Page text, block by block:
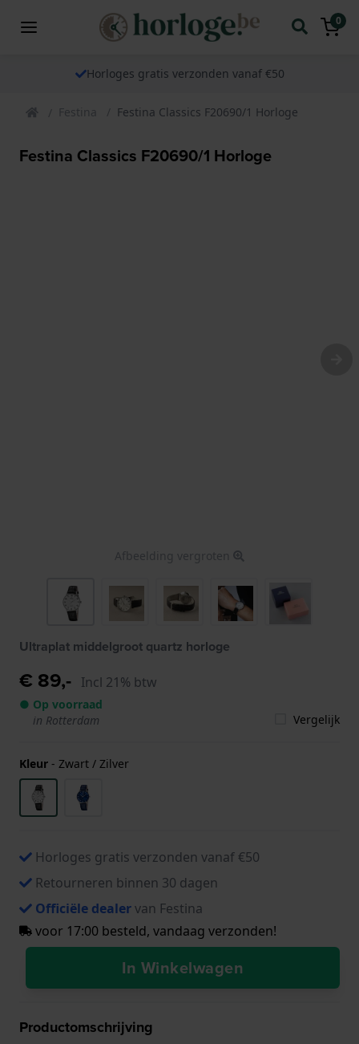
0
Horloges gratis verzonden vanaf €50
Festina Festina Classics F20690/1 Horloge
Festina Classics F20690/1 Horloge
Afbeelding vergroten
Ultraplat middelgroot quartz horloge
€ 89,- Incl 21% btw
● Op voorraad
in Rotterdam
Vergelijk
Kleur - Zwart / Zilver
Horloges gratis verzonden vanaf €50
Retourneren binnen 30 dagen
Officiële dealervan Festina
voor 17:00 besteld, vandaag verzonden!
In Winkelwagen
Productomschrijving